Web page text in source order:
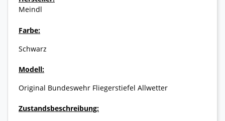
Meindl
Farbe:
Schwarz
Modell:
Original Bundeswehr Fliegerstiefel Allwetter
Zustandsbeschreibung: